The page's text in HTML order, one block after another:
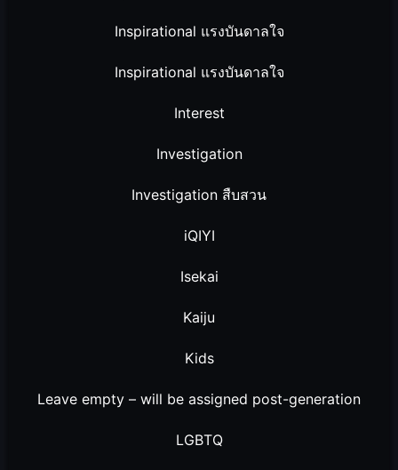
Inspirational แรงบันดาลใจ
Inspirational แรงบันดาลใจ
Interest
Investigation
Investigation สืบสวน
iQIYI
Isekai
Kaiju
Kids
Leave empty – will be assigned post-generation
LGBTQ